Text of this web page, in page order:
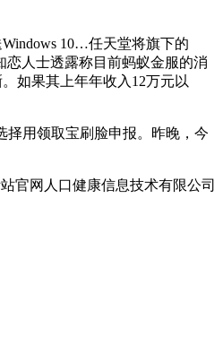
10…任天堂将旗下的
恋人士透露称目前蚂蚁金服的消
如果其上年年收入12万元以
用领取宝刷脸申报。昨晚，今
官网人口健康信息技术有限公司